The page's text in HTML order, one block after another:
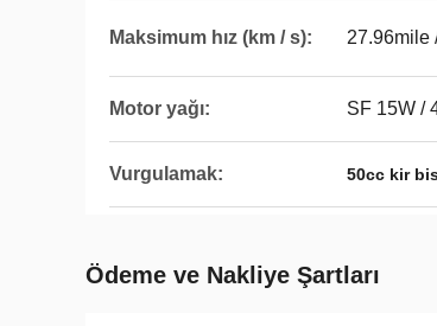
Maksimum hız (km / s): 27.96mile
Motor yağı: SF 15W /
Vurgulamak: 50cc kir
Ödeme ve Nakliye Şartları